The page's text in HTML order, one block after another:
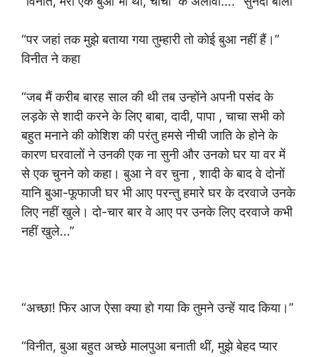
“पर जहां तक मुझे बताया गया तुम्हारी तो कोई बुआ नहीं हैं।”
विनीत ने कहा
“जब मैं करीब बारह साल की थी तब उन्होंने अपनी पसंद के
लड़के से शादी करने के लिए बाबा, दादी, पापा , चाचा सभी को
बहुत मनाने की कोशिश की परंतु हमसे नीची जाति के होने के
कारण घरवालों ने उनकी एक ना सुनी और उनको घर या वर में
से एक चुनने को कहा। बुआ ने वर चुना , शादी के बाद वे दोनों
यानि बुआ-फूफाजी घर भी आए परन्तु हमारे घर के दरवाजे उनके
लिए नहीं खुले।‌ दो-चार बार वे आए पर उनके लिए दरवाजे कभी
नहीं खुले…”
“अच्छा! फिर आज ऐसा क्या हो गया कि तुमने उन्हें याद किया।”
“विनीत, बुआ बहुत अच्छे मालपुआ बनाती थीं, मुझे बेहद प्यार